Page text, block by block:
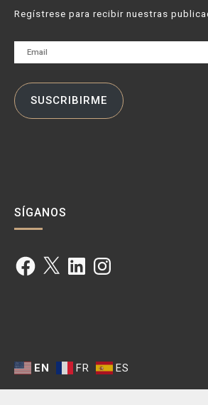
Regístrese para recibir nuestras
Email
SUSCRIBIRME
SÍGANOS
Facebook
X LinkedInInstagram
EN FR ES